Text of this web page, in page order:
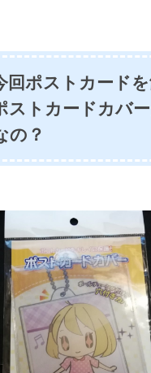
回ポストカード
ストカードカバ
の？